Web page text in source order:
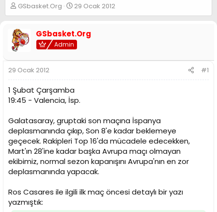
K
o
u
y
u
B
a
ş
a
t
n
GSbasket.Org
B
a
l
a
n
g
a
r
h
i
29 Ocak 2012
GSbasket.Org
Admin
29 Ocak 2012 #1
1 Şubat Çarşamba
19:45 - Valencia, İsp.
Galatasaray, gruptaki son maçına İspanya
deplasmanında çıkıp, Son 8'e kadar beklemeye
geçecek. Rakipleri Top 16'da mücadele edecekken,
Mart'ın 28'ine kadar başka Avrupa maçı olmayan
ekibimiz, normal sezon kapanışını Avrupa'nın en zor
deplasmanında yapacak.
Ros Casares ile ilgili ilk maç öncesi detaylı bir yazı
yazmıştık: